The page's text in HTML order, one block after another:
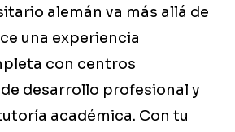
alemán va más allá de
una experiencia
con centros
desarrollo profesional y
académica. Con tu